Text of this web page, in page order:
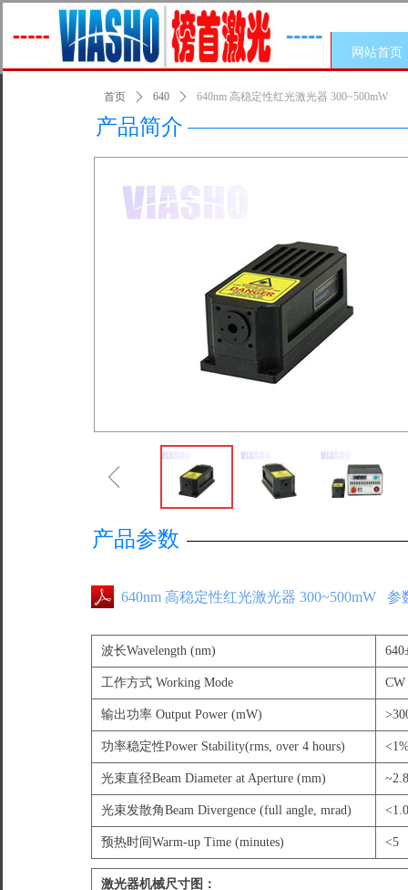
网站首页
640nm 高稳定性红光激光器 300~500mW 参
波长Wavelength (nm)
工作方式 Working Mode CW
输出功率 Output Power (mW)
功率稳定性Power Stability(rms, over 4 hours)
光束直径Beam Diameter at Aperture (mm)
光束发散角Beam Divergence (full angle, mrad) <1.0
预热时间Warm-up Time (minutes) <5
激光器机械尺寸图：
产品简介
首页 ꄲ 640 ꄲ 640nm 高稳定性红光激光器 300~500mW
产品参数
ꁆ